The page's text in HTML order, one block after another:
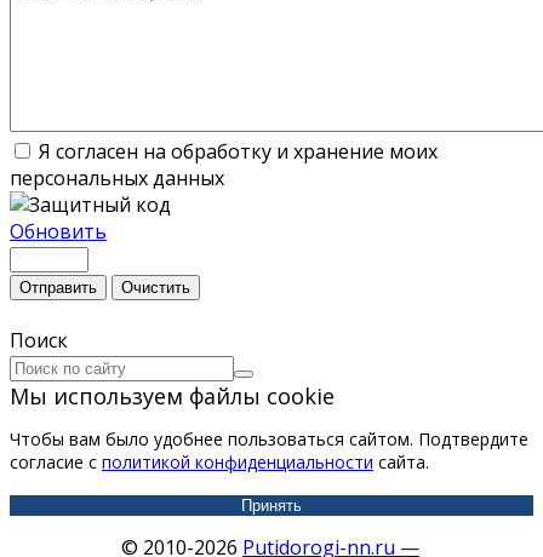
Я согласен на обработку и хранение моих
персональных данных
Обновить
Отправить Очистить
Поиск
Мы используем файлы cookie
Чтобы вам было удобнее пользоваться сайтом. Подтвердите
согласие с политикой конфиденциальности сайта.
Принять
© 2010-2026 Putidorogi-nn.ru —